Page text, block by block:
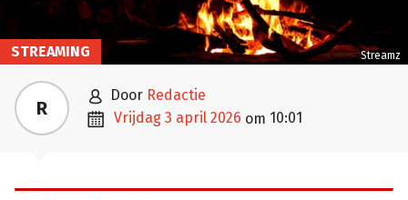
Streamz
STREAMING
R  door Redactie
 vrijdag 3 april 2026 om 10:01